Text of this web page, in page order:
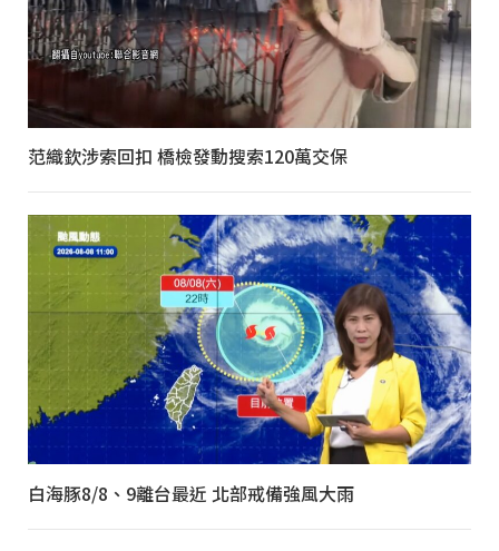
范織欽涉索回扣 橋檢發動搜索120萬交保
白海豚8/8、9離台最近 北部戒備強風大雨